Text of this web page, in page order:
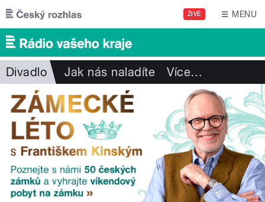
Přejít k hlavnímu obsahu
ŽIVĚ MENU
Divadlo Jak nás naladíte Více…